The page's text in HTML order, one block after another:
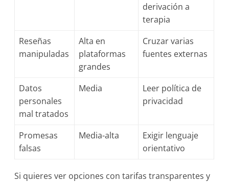
derivación a
terapia
Reseñas
manipuladas
Alta en
plataformas
grandes
Cruzar varias
fuentes externas
Datos
personales
mal tratados
Media
Leer política de
privacidad
Promesas
falsas
Media-alta
Exigir lenguaje
orientativo
Si quieres ver opciones con tarifas transparentes y